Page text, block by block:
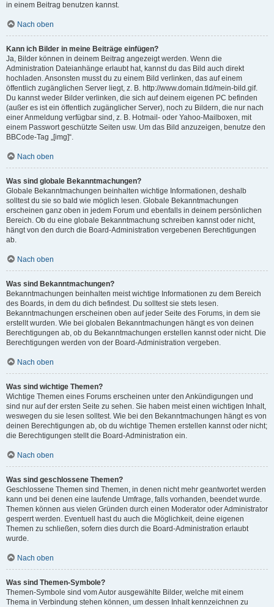
in einem Beitrag benutzen kannst.
Nach oben
Kann ich Bilder in meine Beiträge einfügen?
Ja, Bilder können in deinem Beitrag angezeigt werden. Wenn die
Administration Dateianhänge erlaubt hat, kannst du das Bild auch direkt
hochladen. Ansonsten musst du zu einem Bild verlinken, das auf einem
öffentlich zugänglichen Server liegt, z. B. http://www.domain.tld/mein-bild.gif.
Du kannst weder Bilder verlinken, die sich auf deinem eigenen PC befinden
(außer es ist ein öffentlich zugänglicher Server), noch zu Bildern, die nur nach
einer Anmeldung verfügbar sind, z. B. Hotmail- oder Yahoo-Mailboxen, mit
einem Passwort geschützte Seiten usw. Um das Bild anzuzeigen, benutze den
BBCode-Tag „[img]“.
Nach oben
Was sind globale Bekanntmachungen?
Globale Bekanntmachungen beinhalten wichtige Informationen, deshalb
solltest du sie so bald wie möglich lesen. Globale Bekanntmachungen
erscheinen ganz oben in jedem Forum und ebenfalls in deinem persönlichen
Bereich. Ob du eine globale Bekanntmachung schreiben kannst oder nicht,
hängt von den durch die Board-Administration vergebenen Berechtigungen
ab.
Nach oben
Was sind Bekanntmachungen?
Bekanntmachungen beinhalten meist wichtige Informationen zu dem Bereich
des Boards, in dem du dich befindest. Du solltest sie stets lesen.
Bekanntmachungen erscheinen oben auf jeder Seite des Forums, in dem sie
erstellt wurden. Wie bei globalen Bekanntmachungen hängt es von deinen
Berechtigungen ab, ob du Bekanntmachungen erstellen kannst oder nicht. Die
Berechtigungen werden von der Board-Administration vergeben.
Nach oben
Was sind wichtige Themen?
Wichtige Themen eines Forums erscheinen unter den Ankündigungen und
sind nur auf der ersten Seite zu sehen. Sie haben meist einen wichtigen Inhalt,
weswegen du sie lesen solltest. Wie bei den Bekanntmachungen hängt es von
deinen Berechtigungen ab, ob du wichtige Themen erstellen kannst oder nicht;
die Berechtigungen stellt die Board-Administration ein.
Nach oben
Was sind geschlossene Themen?
Geschlossene Themen sind Themen, in denen nicht mehr geantwortet werden
kann und bei denen eine laufende Umfrage, falls vorhanden, beendet wurde.
Themen können aus vielen Gründen durch einen Moderator oder Administrator
gesperrt werden. Eventuell hast du auch die Möglichkeit, deine eigenen
Themen zu schließen, sofern dies durch die Board-Administration erlaubt
wurde.
Nach oben
Was sind Themen-Symbole?
Themen-Symbole sind vom Autor ausgewählte Bilder, welche mit einem
Thema in Verbindung stehen können, um dessen Inhalt kennzeichnen zu